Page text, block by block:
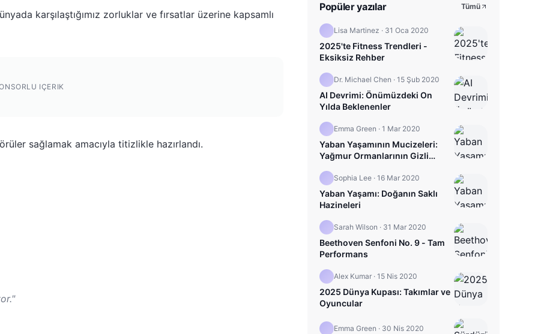
karşılaştığımız zorluklar ve fırsatlar üzerine kapsamlı
IÇERIK
sağlamak amacıyla titizlikle hazırlandı.
Popüler yazılar Tümü
Lisa Martinez · 31 Oca 2020
2025'te Fitness Trendleri -
Eksiksiz Rehber
Dr. Michael Chen · 15 Şub 2020
AI Devrimi: Önümüzdeki On
Yılda Beklenenler
Emma Green · 1 Mar 2020
Yaban Yaşamının Mucizeleri:
Yağmur Ormanlarının Gizli
Sophia Lee · 16 Mar 2020
Yaban Yaşamı: Doğanın Saklı
Hazineleri
Sarah Wilson · 31 Mar 2020
Beethoven Senfoni No. 9 - Tam
Performans
Alex Kumar · 15 Nis 2020
2025 Dünya Kupası: Takımlar ve
Oyuncular
Emma Green · 30 Nis 2020